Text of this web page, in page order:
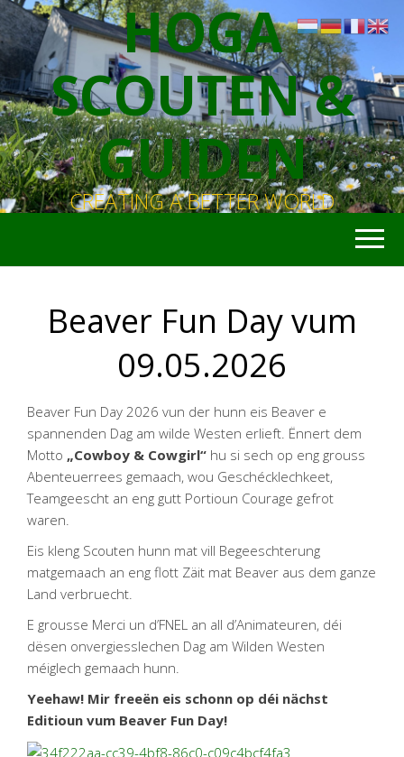
HOGA
SCOUTEN &
GUIDEN
CREATING A BETTER WORLD
Beaver Fun Day vum
09.05.2026
Beaver Fun Day 2026 vun der hunn eis Beaver e
spannenden Dag am wilde Westen erlieft. Ënnert dem
Motto „Cowboy & Cowgirl“ hu si sech op eng grouss
Abenteuerrees gemaach, wou Geschécklechkeet,
Teamgeescht an eng gutt Portioun Courage gefrot
waren.
Eis kleng Scouten hunn mat vill Begeeschterung
matgemaach an eng flott Zäit mat Beaver aus dem ganze
Land verbruecht.
E grousse Merci un d’FNEL an all d’Animateuren, déi
dësen onvergiesslechen Dag am Wilden Westen
méiglech gemaach hunn.
Yeehaw! Mir freeën eis schonn op déi nächst
Editioun vum Beaver Fun Day!